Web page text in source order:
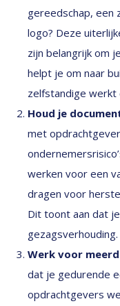
gereedschap, een
logo? Deze
zijn belangrijk om
helpt je om naar
zelfstandige werkt
Houd je
met
werken voor een
dragen voor
Dit toont aan dat
gezagsverhouding.
Werk voor
dat je gedurende
opdrachtgevers